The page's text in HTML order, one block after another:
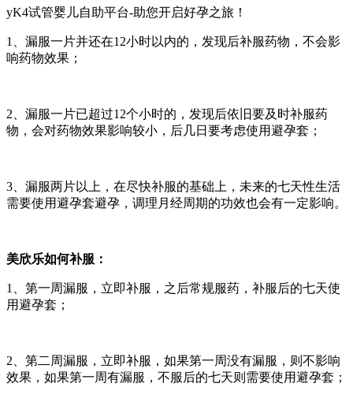
yK4试管婴儿自助平台-助您开启好孕之旅！
1、漏服一片并还在12小时以内的，发现后补服药物，不会影
响药物效果；
2、漏服一片已超过12个小时的，发现后依旧要及时补服药
物，会对药物效果影响较小，后几日要考虑使用避孕套；
3、漏服两片以上，在尽快补服的基础上，未来的七天性生活
需要使用避孕套避孕，调理月经周期的功效也会有一定影响。
美欣乐如何补服：
1、第一周漏服，立即补服，之后常规服药，补服后的七天使
用避孕套；
2、第二周漏服，立即补服，如果第一周没有漏服，则不影响
效果，如果第一周有漏服，不服后的七天则需要使用避孕套；